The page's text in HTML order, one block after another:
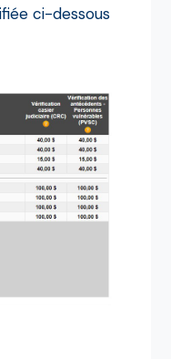
ci-dessous